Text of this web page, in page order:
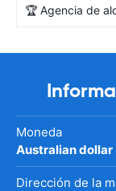
🏆 Agencia de
Moneda
Australian dollar
Dirección de la